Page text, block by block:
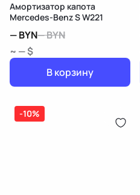
Амортизатор капота
Mercedes-Benz S W221
—BYN—BYN
~ — $
В корзину
-10%